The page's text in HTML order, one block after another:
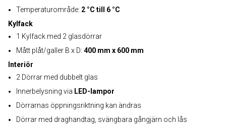
Temperaturområde: 2 °C till 6 °C
Kylfack
1 Kylfack med 2 glasdörrar
Mått plåt/galler B x D: 400 mm x 600 mm
Interiör
2 Dörrar med dubbelt glas
Innerbelysning via LED-lampor
Dörrarnas öppningsriktning kan ändras
Dörrar med draghandtag, svängbara gångjärn och lås